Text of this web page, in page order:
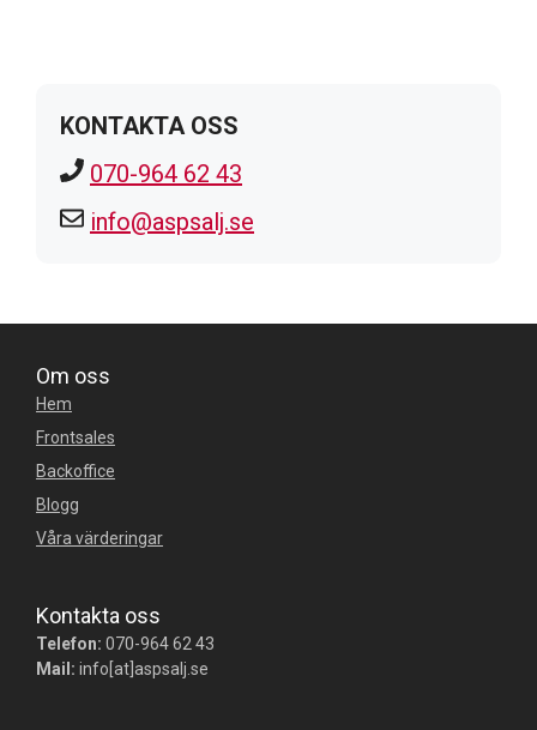
KONTAKTA OSS
070-964 62 43
info@aspsalj.se
Om oss
Hem
Frontsales
Backoffice
Blogg
Våra värderingar
Kontakta oss
Telefon: 070-964 62 43
Mail: info[at]aspsalj.se